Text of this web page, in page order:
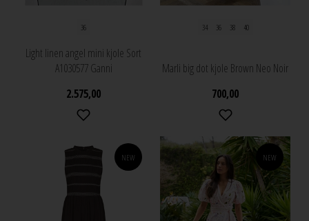
36
Light linen angel mini kjole Sort
A1030577 Ganni
2.575,00
34 36 38 40
Marli big dot kjole Brown Neo Noir
700,00
NEW NEW